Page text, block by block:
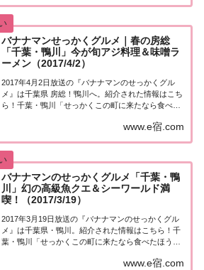
キンストアー」の極上もつ煮とは！？紹介された...
バナナマンせっかくグルメ｜春の房総
「千葉・鴨川」今が旬アジ料理＆味噌ラ
ーメン（2017/4/2）
2017年4月2日放送の『バナナマンのせっかくグル
メ』は千葉県 房総！鴨川へ。紹介された情報はこち
ら！千葉・鴨川「せっかくこの町に来たなら食べた
マン日村さんが地元民オススメの絶品グルメを聞き
www.e宿.com
バナナマンのせっかくグルメ「千葉・鴨
川」幻の高級魚クエ＆シーワールド満
喫！（2017/3/19）
2017年3月19日放送の『バナナマンのせっかくグル
メ』は千葉県・鴨川。紹介された情報はこちら！千
葉・鴨川「せっかくこの町に来たなら食べたほうが
村さんが地元民オススメの絶品グルメを聞き込み＆
www.e宿.com